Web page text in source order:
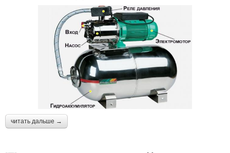
читать дальше →